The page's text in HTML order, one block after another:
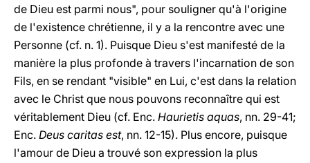
de Dieu est parmi nous", pour souligner qu'à l'origine
de l'existence chrétienne, il y a la rencontre avec une
Personne (cf. n. 1). Puisque Dieu s'est manifesté de la
manière la plus profonde à travers l'incarnation de son
Fils, en se rendant "visible" en Lui, c'est dans la relation
avec le Christ que nous pouvons reconnaître qui est
véritablement Dieu (cf. Enc. Haurietis aquas, nn. 29-41;
Enc. Deus caritas est, nn. 12-15). Plus encore, puisque
l'amour de Dieu a trouvé son expression la plus